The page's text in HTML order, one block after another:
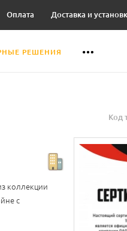
Оплата Доставка и
РЕШЕНИЯ
Код
коллекции
с